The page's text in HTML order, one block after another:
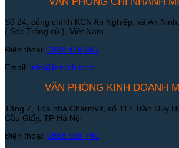
Số 24, cổng chính KCN An Nghiệp, xã An
( Sóc Trăng cũ ), Việt Nam
Điện thoại: 0938 416 567
Email: info@bvtech.tech
VĂN PHÒNG KINH DOANH
Tầng 7, Tòa nhà Charmvit, số 117 Trần Duy
Cầu Giấy, TP Hà Nội
Điện thoại: 0988 568 790